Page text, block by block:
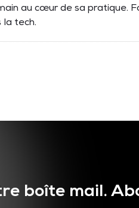
au cœur de sa pratique.
la tech.
boîte mail.